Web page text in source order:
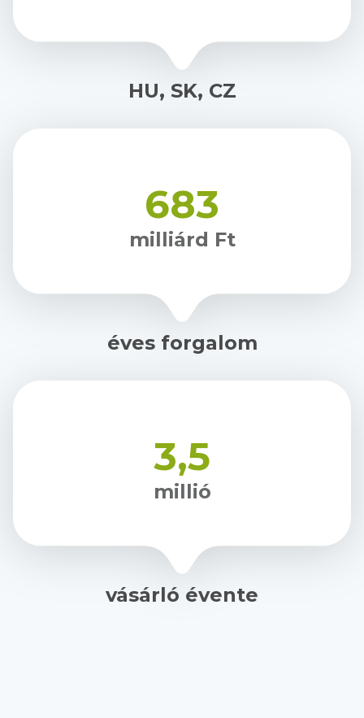
HU, SK, CZ
683
milliárd Ft
éves forgalom
3,5
millió
vásárló évente